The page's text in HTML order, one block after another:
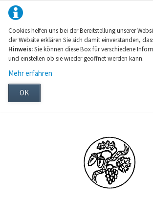
Cookies helfen uns bei der Bereitstellung unserer
der Website erklären Sie sich damit einverstanden,
Hinweis:Sie können diese Box für verschiedene
und einstellen ob sie wieder geöffnet werden kann.
Mehr erfahren
OK